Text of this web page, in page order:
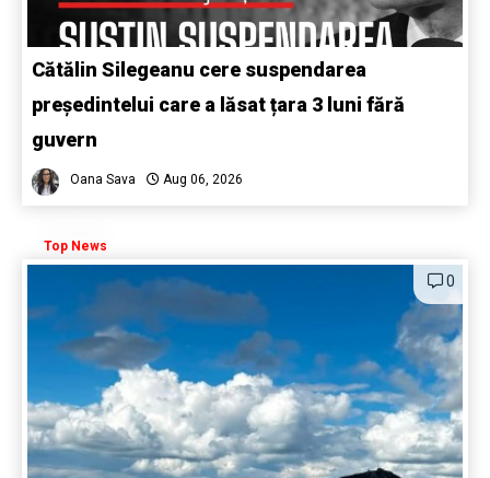
Cătălin Silegeanu cere suspendarea
președintelui care a lăsat țara 3 luni fără
guvern
Oana Sava Aug 06, 2026
Top News
0